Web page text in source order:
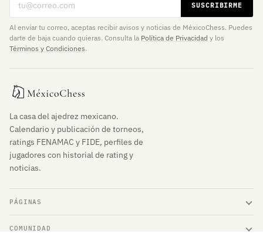
SUSCRIBIRME
Al enviar tu correo, aceptas recibir avisos y noticias de MéxicoChess. Puedes
darte de baja cuando quieras. Consulta la Política de Privacidad y los
Términos y Condiciones.
La casa del ajedrez mexicano.
Calendario y publicación de torneos,
ratings FENAMAC y FIDE, perfiles de
jugadores con historial de rating y
noticias.
PÁGINAS
COMUNIDAD